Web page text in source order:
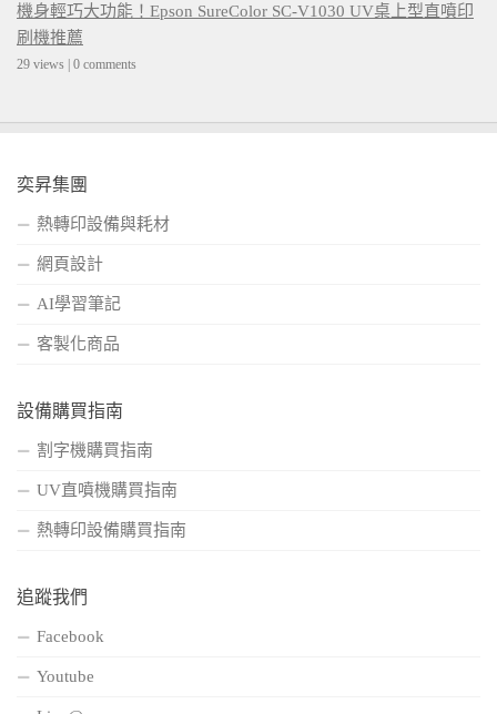
機身輕巧大功能！Epson SureColor SC-V1030 UV桌上型直噴印
刷機推薦
29 views | 0 comments
奕昇集團
熱轉印設備與耗材
網頁設計
AI學習筆記
客製化商品
設備購買指南
割字機購買指南
UV直噴機購買指南
熱轉印設備購買指南
追蹤我們
Facebook
Youtube